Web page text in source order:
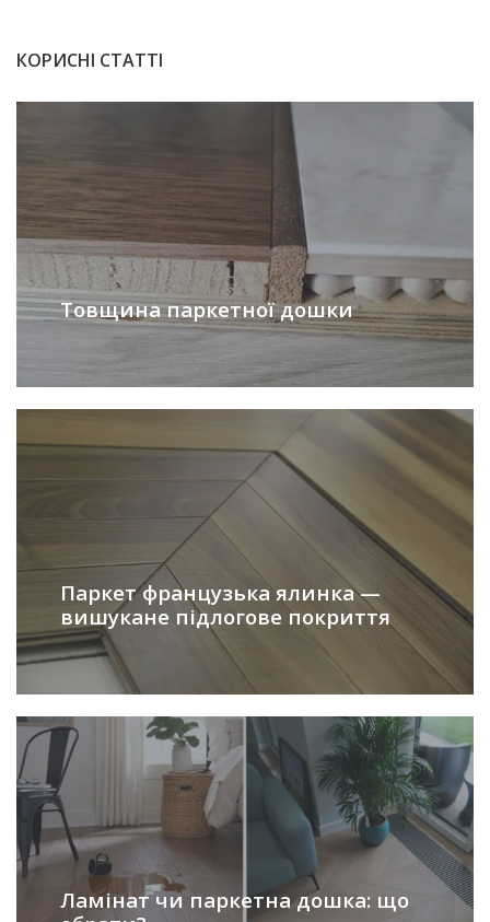
КОРИСНІ СТАТТІ
Товщина паркетної дошки
Паркет французька ялинка —
вишукане підлогове покриття
Ламінат чи паркетна дошка: що